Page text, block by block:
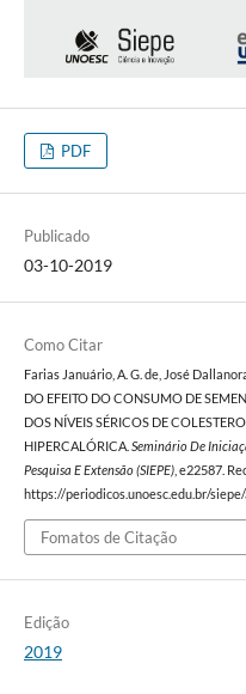
PDF
Publicado
03-10-2019
Como Citar
Farias Januário, A. G. de, José
DO EFEITO DO CONSUMO DE
DOS NÍVEIS SÉRICOS DE
HIPERCALÓRICA. Seminário De
Pesquisa E Extensão (SIEPE), e22587.
https://periodicos.unoesc.edu.br/
Fomatos de Citação
Edição
2019